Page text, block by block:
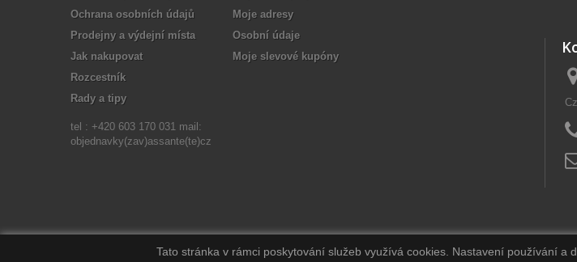
Tato stránka v rámci poskytování služeb využívá cookies. Nastavení používání a
Ochrana osobních údajů
Prodejny a výdejní místa
Jak nakupovat
Rozcestník
Rady a tipy
tel : +420 603 170 031 mail:
objednavky(zav)assante(te)cz
Moje adresy
Osobní údaje
Moje slevové kupóny